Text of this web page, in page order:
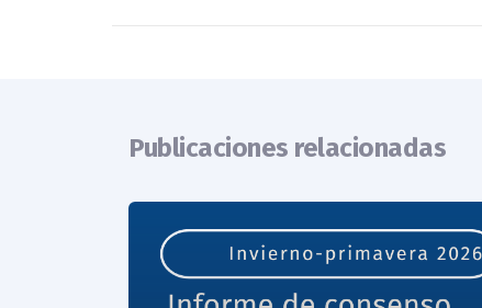
Publicaciones relacionadas